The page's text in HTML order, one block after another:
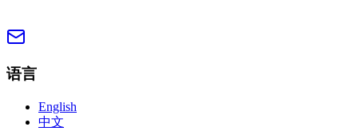
语言
English
中文